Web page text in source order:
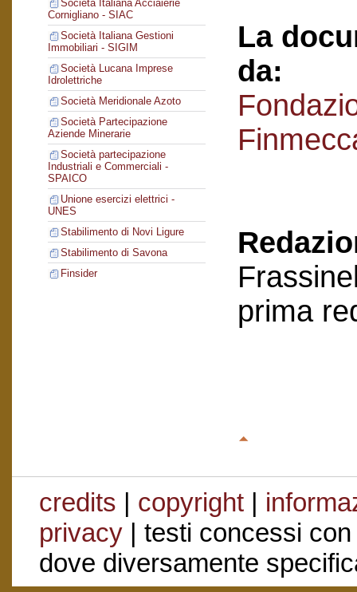
Società Italiana Acciaierie
Cornigliano - SIAC
Società Italiana Gestioni
Immobiliari - SIGIM
Società Lucana Imprese
Idrolettriche
Società Meridionale Azoto
Società Partecipazione
Aziende Minerarie
Società partecipazione
Industriali e Commerciali -
SPAICO
Unione esercizi elettrici -
UNES
Stabilimento di Novi Ligure
Stabilimento di Savona
Finsider
La
da:
prima
credits | copyright|
privacy| testi concessi
dove diversamente